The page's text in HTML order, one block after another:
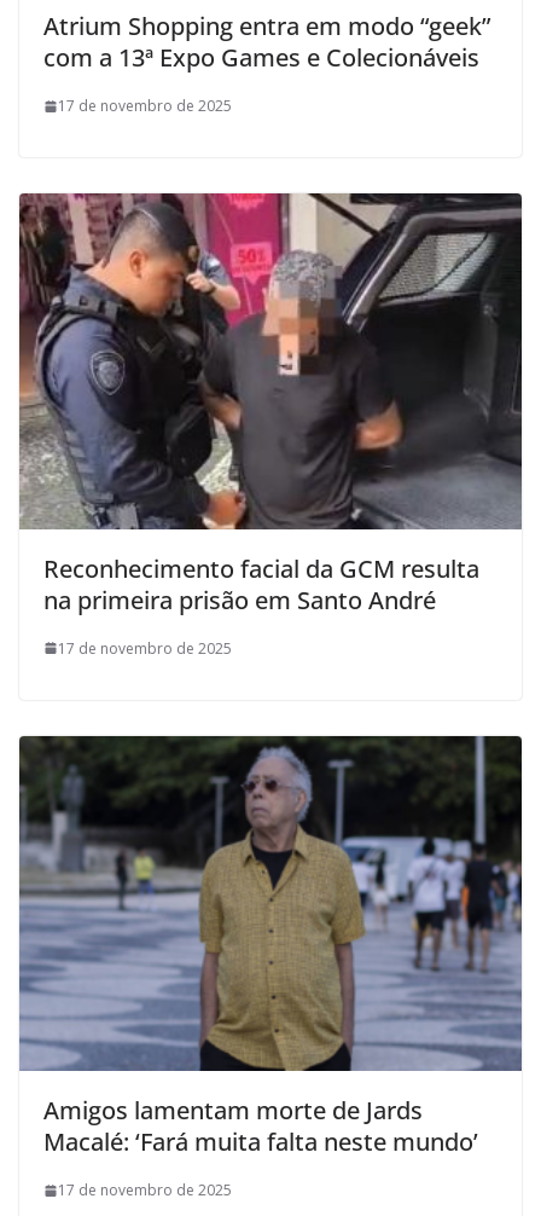
Atrium Shopping entra em modo “geek”
com a 13ª Expo Games e Colecionáveis
17 de novembro de 2025
Reconhecimento facial da GCM resulta
na primeira prisão em Santo André
17 de novembro de 2025
Amigos lamentam morte de Jards
Macalé: ‘Fará muita falta neste mundo’
17 de novembro de 2025